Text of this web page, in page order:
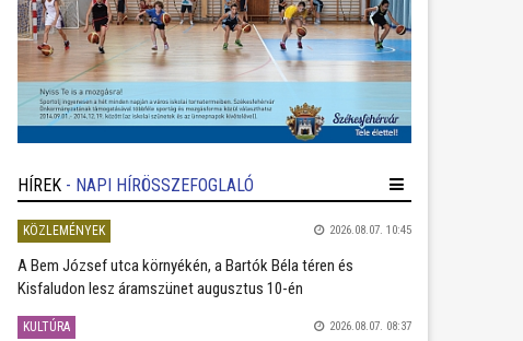
HÍREK - NAPI HÍRÖSSZEFOGLALÓ
KÖZLEMÉNYEK 2026.08.07. 10:45
A Bem József utca környékén, a Bartók Béla téren és
Kisfaludon lesz áramszünet augusztus 10-én
KULTÚRA 2026.08.07. 08:37